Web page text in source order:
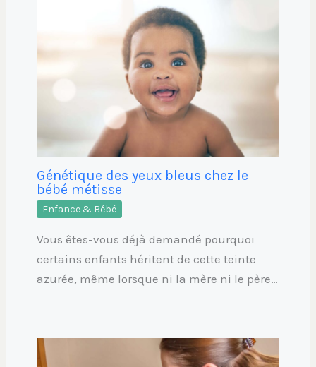
Génétique des yeux bleus chez le
bébé métisse
Enfance & Bébé
Vous êtes-vous déjà demandé pourquoi
certains enfants héritent de cette teinte
azurée, même lorsque ni la mère ni le père…